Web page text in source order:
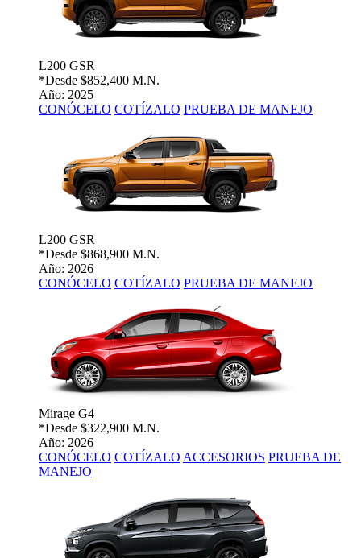
L200 GSR
*Desde $852,400 M.N.
Año: 2025
CONÓCELO COTÍZALO PRUEBA DE MANEJO
L200 GSR
*Desde $868,900 M.N.
Año: 2026
CONÓCELO COTÍZALO PRUEBA DE MANEJO
Mirage G4
*Desde $322,900 M.N.
Año: 2026
CONÓCELO COTÍZALO ACCESORIOS PRUEBA DE
MANEJO